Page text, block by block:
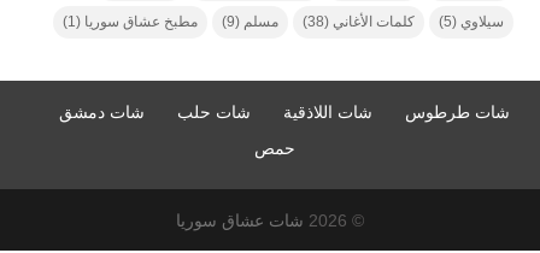
سيلاوي (5) كلمات الأغاني (38) مسلم (9) مطبخ عشاق سوريا (1)
شات طرطوس شات اللاذقية شات حلب
شات دمشق
حمص
© 2026 شات عشاق سوريا